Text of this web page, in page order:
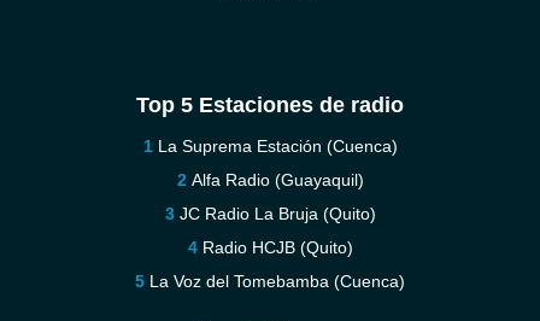
Top 5 Estaciones de radio
La Suprema Estación (Cuenca)
Alfa Radio (Guayaquil)
JC Radio La Bruja (Quito)
Radio HCJB (Quito)
La Voz del Tomebamba (Cuenca)